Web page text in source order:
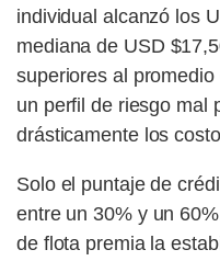
individual alcanzó los
mediana de USD
superiores al
un perfil de riesgo mal
drásticamente los
Solo el puntaje de
entre un 30% y un
de flota premia la